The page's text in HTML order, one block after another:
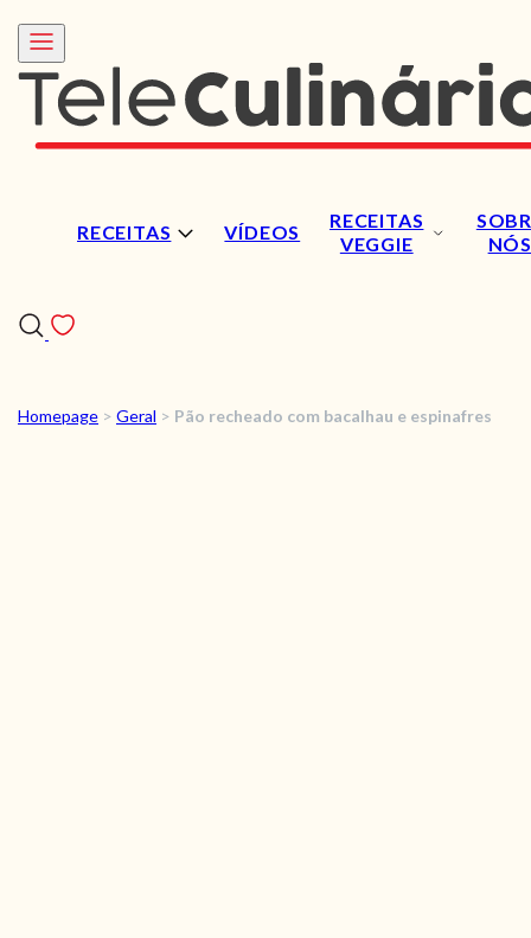
RECEITAS VÍDEOS
RECEITAS
VEGGIE
NÓS
RECEITAS
Homepage > Geral > Pão recheado com bacalhau e espinafres